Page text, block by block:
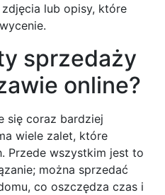
lub opisy, które
sprzedaży
online?
się coraz bardziej
wiele zalet, które
Przede wszystkim jest to
można sprzedać
co oszczędza czas i